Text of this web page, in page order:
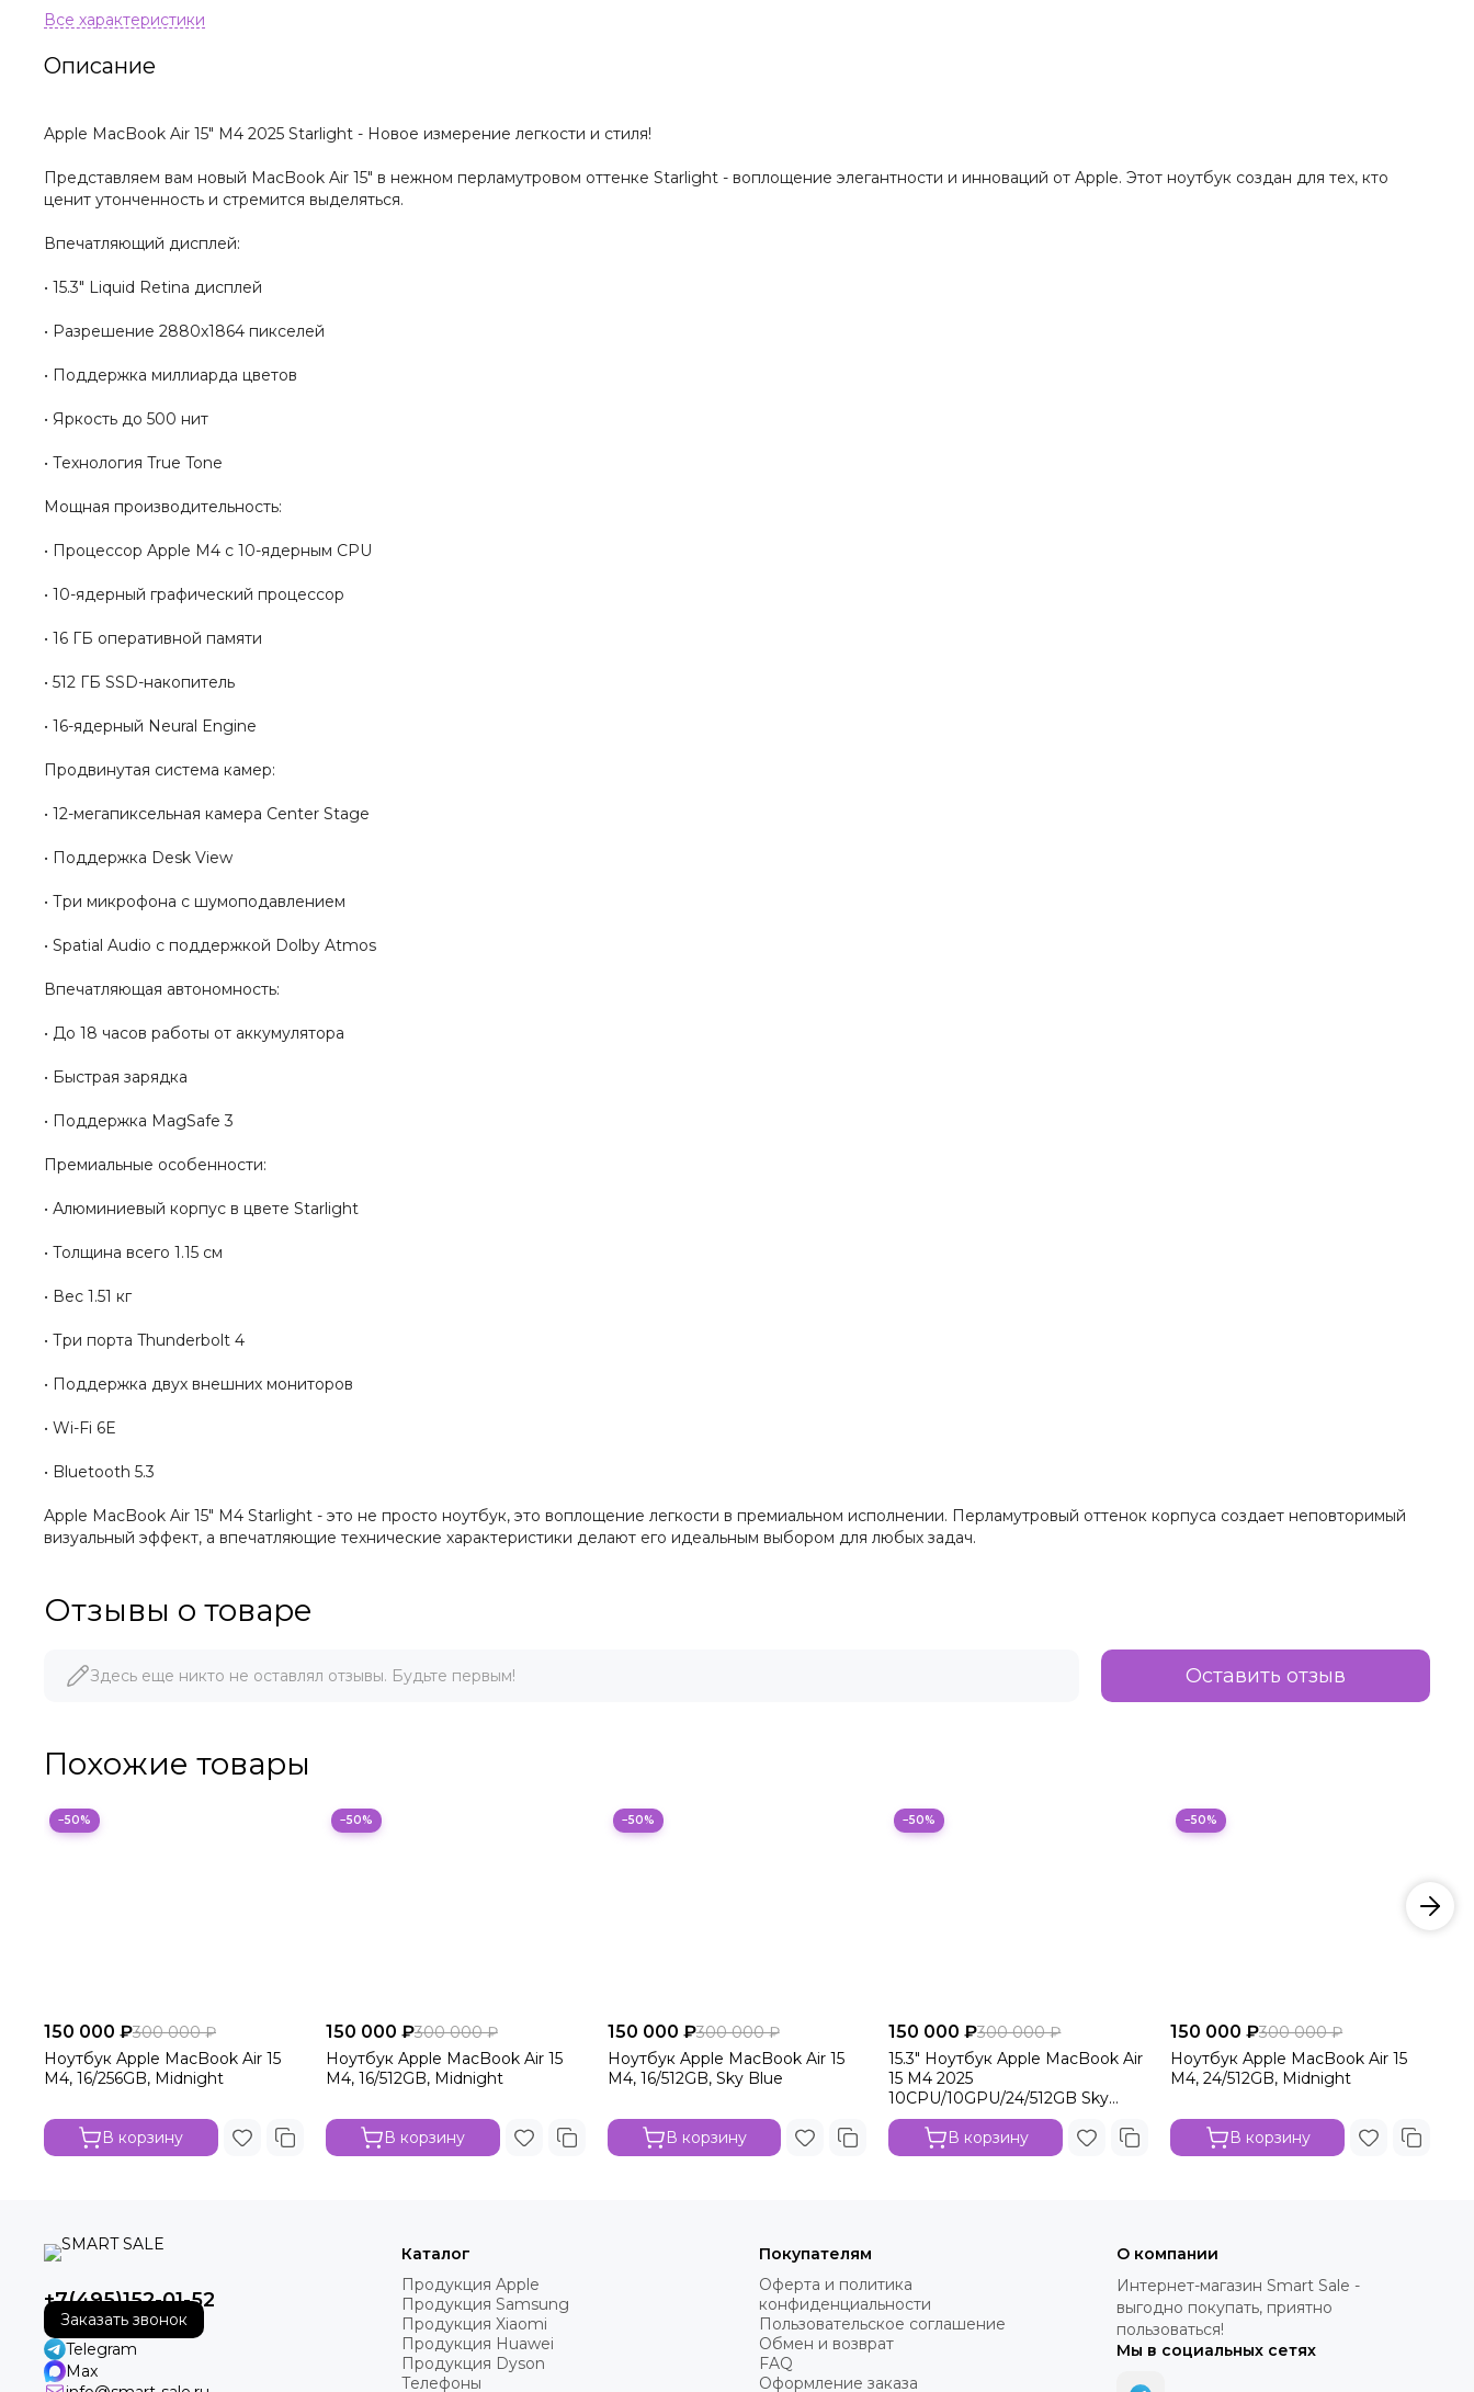
Описание
Apple MacBook Air 15" M4 2025 Starlight - Новое измерение легкости и стиля!
Представляем вам новый MacBook Air 15" в нежном перламутровом оттенке Starlight - воплощение элегантности и инноваций от Apple. Этот ноутбук создан для тех, кто
ценит утонченность и стремится выделяться.
Впечатляющий дисплей:
• 15.3" Liquid Retina дисплей
• Разрешение 2880x1864 пикселей
• Поддержка миллиарда цветов
• Яркость до 500 нит
• Технология True Tone
Мощная производительность:
• Процессор Apple M4 с 10-ядерным CPU
• 10-ядерный графический процессор
• 16 ГБ оперативной памяти
• 512 ГБ SSD-накопитель
• 16-ядерный Neural Engine
Продвинутая система камер:
• 12-мегапиксельная камера Center Stage
• Поддержка Desk View
• Три микрофона с шумоподавлением
• Spatial Audio с поддержкой Dolby Atmos
Впечатляющая автономность:
• До 18 часов работы от аккумулятора
• Быстрая зарядка
• Поддержка MagSafe 3
Премиальные особенности:
• Алюминиевый корпус в цвете Starlight
• Толщина всего 1.15 см
• Вес 1.51 кг
• Три порта Thunderbolt 4
• Поддержка двух внешних мониторов
• Wi-Fi 6E
• Bluetooth 5.3
Apple MacBook Air 15" M4 Starlight - это не просто ноутбук, это воплощение легкости в премиальном исполнении. Перламутровый оттенок корпуса создает неповторимый
визуальный эффект, а впечатляющие технические характеристики делают его идеальным выбором для любых задач.
Отзывы о товаре
Здесь еще никто не оставлял отзывы. Будьте первым! Оставить отзыв
Похожие товары
−50%
150 000 ₽300 000 ₽
Ноутбук Apple MacBook Air 15
M4, 16/256GB, Midnight
В корзину
−50%
150 000 ₽300 000 ₽
Ноутбук Apple MacBook Air 15
M4, 16/512GB, Midnight
В корзину
−50%
150 000 ₽300 000 ₽
Ноутбук Apple MacBook Air 15
M4, 16/512GB, Sky Blue
В корзину
−50%
150 000 ₽300 000 ₽
15.3" Ноутбук Apple MacBook Air
15 M4 2025
10CPU/10GPU/24/512GB Sky
Blue
В корзину
−50%
150 000 ₽300 000 ₽
Ноутбук Apple MacBook Air 15
M4, 24/512GB, Midnight
В корзину
+7(495)152-01-52
Заказать звонок
Telegram
Max
Каталог
Продукция Apple
Продукция Samsung
Продукция Xiaomi
Продукция Huawei
Продукция Dyson
Телефоны
Покупателям
Оферта и политика
конфиденциальности
Пользовательское соглашение
Обмен и возврат
FAQ
Оформление заказа
О компании
Интернет-магазин Smart Sale -
выгодно покупать, приятно
пользоваться!
Мы в социальных сетях